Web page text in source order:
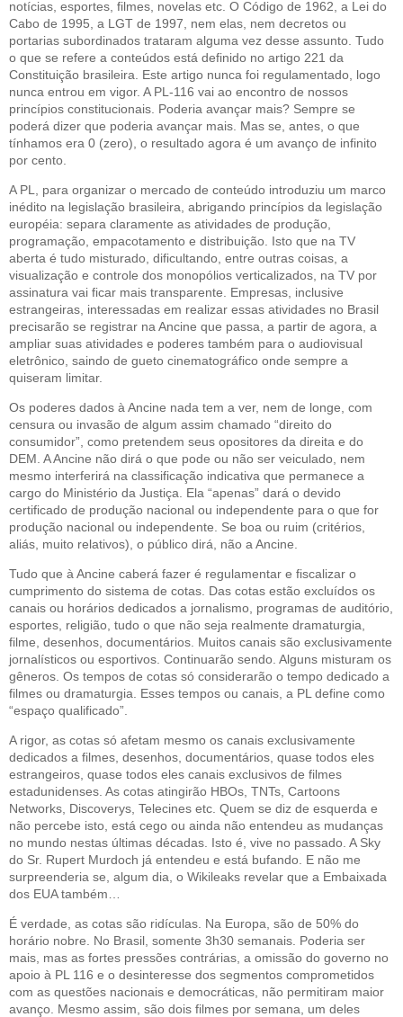
notícias, esportes, filmes, novelas etc. O Código de 1962, a Lei do
Cabo de 1995, a LGT de 1997, nem elas, nem decretos ou
portarias subordinados trataram alguma vez desse assunto. Tudo
o que se refere a conteúdos está definido no artigo 221 da
Constituição brasileira. Este artigo nunca foi regulamentado, logo
nunca entrou em vigor. A PL-116 vai ao encontro de nossos
princípios constitucionais. Poderia avançar mais? Sempre se
poderá dizer que poderia avançar mais. Mas se, antes, o que
tínhamos era 0 (zero), o resultado agora é um avanço de infinito
por cento.
A PL, para organizar o mercado de conteúdo introduziu um marco
inédito na legislação brasileira, abrigando princípios da legislação
européia: separa claramente as atividades de produção,
programação, empacotamento e distribuição. Isto que na TV
aberta é tudo misturado, dificultando, entre outras coisas, a
visualização e controle dos monopólios verticalizados, na TV por
assinatura vai ficar mais transparente. Empresas, inclusive
estrangeiras, interessadas em realizar essas atividades no Brasil
precisarão se registrar na Ancine que passa, a partir de agora, a
ampliar suas atividades e poderes também para o audiovisual
eletrônico, saindo de gueto cinematográfico onde sempre a
quiseram limitar.
Os poderes dados à Ancine nada tem a ver, nem de longe, com
censura ou invasão de algum assim chamado “direito do
consumidor”, como pretendem seus opositores da direita e do
DEM. A Ancine não dirá o que pode ou não ser veiculado, nem
mesmo interferirá na classificação indicativa que permanece a
cargo do Ministério da Justiça. Ela “apenas” dará o devido
certificado de produção nacional ou independente para o que for
produção nacional ou independente. Se boa ou ruim (critérios,
aliás, muito relativos), o público dirá, não a Ancine.
Tudo que à Ancine caberá fazer é regulamentar e fiscalizar o
cumprimento do sistema de cotas. Das cotas estão excluídos os
canais ou horários dedicados a jornalismo, programas de auditório,
esportes, religião, tudo o que não seja realmente dramaturgia,
filme, desenhos, documentários. Muitos canais são exclusivamente
jornalísticos ou esportivos. Continuarão sendo. Alguns misturam os
gêneros. Os tempos de cotas só considerarão o tempo dedicado a
filmes ou dramaturgia. Esses tempos ou canais, a PL define como
“espaço qualificado”.
A rigor, as cotas só afetam mesmo os canais exclusivamente
dedicados a filmes, desenhos, documentários, quase todos eles
estrangeiros, quase todos eles canais exclusivos de filmes
estadunidenses. As cotas atingirão HBOs, TNTs, Cartoons
Networks, Discoverys, Telecines etc. Quem se diz de esquerda e
não percebe isto, está cego ou ainda não entendeu as mudanças
no mundo nestas últimas décadas. Isto é, vive no passado. A Sky
do Sr. Rupert Murdoch já entendeu e está bufando. E não me
surpreenderia se, algum dia, o Wikileaks revelar que a Embaixada
dos EUA também…
É verdade, as cotas são ridículas. Na Europa, são de 50% do
horário nobre. No Brasil, somente 3h30 semanais. Poderia ser
mais, mas as fortes pressões contrárias, a omissão do governo no
apoio à PL 116 e o desinteresse dos segmentos comprometidos
com as questões nacionais e democráticas, não permitiram maior
avanço. Mesmo assim, são dois filmes por semana, um deles